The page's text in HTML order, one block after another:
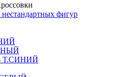
фигур
Т.СИНИЙ